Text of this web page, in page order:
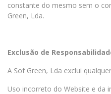
constante do mesmo sem o
Green, Lda.
Exclusão de
A Sof Green, Lda exclui
Uso incorreto do Website e da